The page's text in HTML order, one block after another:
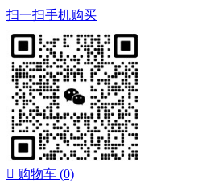
扫一扫手机购买
 购物车 (0)